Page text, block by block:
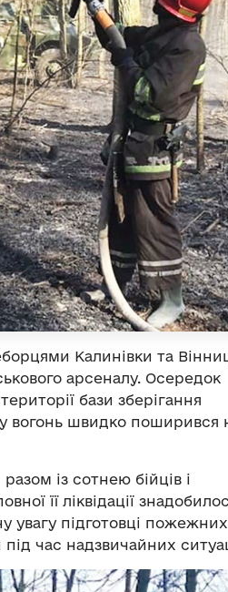
Калинівки та
арсеналу. Осередок
бази зберігання
вогонь швидко поширився
із сотнею бійців і
її ліквідації
увагу підготовці пожежних
під час надзвичайних